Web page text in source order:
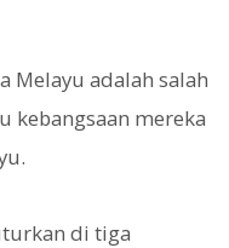
Melayu adalah salah
kebangsaan mereka
di tiga